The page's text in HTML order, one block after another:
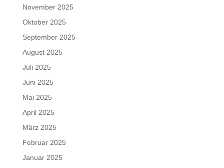
November 2025
Oktober 2025
September 2025
August 2025
Juli 2025
Juni 2025
Mai 2025
April 2025
März 2025
Februar 2025
Januar 2025